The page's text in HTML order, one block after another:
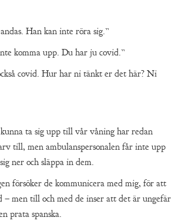
Han kan inte röra sig.”
komma upp. Du har ju covid.”
covid. Hur har ni tänkt er det här? Ni
ta sig upp till vår våning har redan
till, men ambulanspersonalen får inte upp
ner och släppa in dem.
försöker de kommunicera med mig, för att
men till och med de inser att det är ungefär
prata spanska.